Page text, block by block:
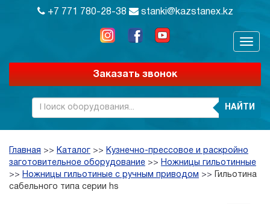
+7 771 780-28-38 stanki@kazstanex.kz
Заказать звонок
НАЙТИ
Главная >> Каталог >> Кузнечно-прессовое и раскройно
заготовительное оборудование >> Ножницы гильотинные
>> Ножницы гильотиные с ручным приводом >>
Гильотина
сабельного типа серии hs